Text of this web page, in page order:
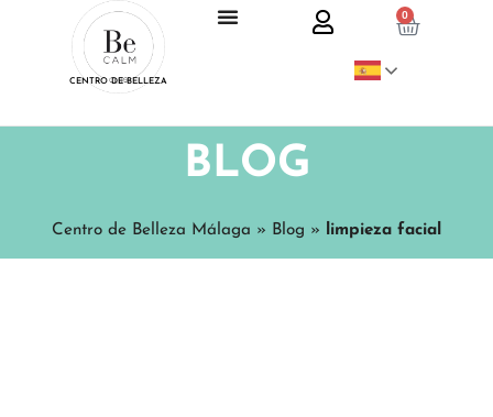
CENTRO DE BELLEZA
0
BLOG
Centro de Belleza Málaga » Blog » limpieza facial